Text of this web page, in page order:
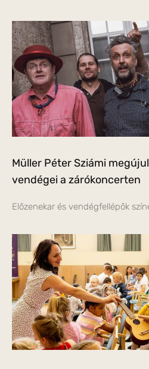
Müller Péter Sziámi
vendégei a zárókoncerten
Előzenekar és vendégfellépők